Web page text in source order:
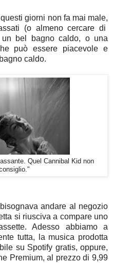
giorni non fa mai male,
(o almeno cercare di
un bel bagno caldo, o una
può essere piacevole e
caldo.
Quel Cannibal Kid non
andare al negozio
si riusciva a compare uno
Adesso abbiamo a
tutta, la musica prodotta
su Spotify gratis, oppure,
Premium, al prezzo di 9,99